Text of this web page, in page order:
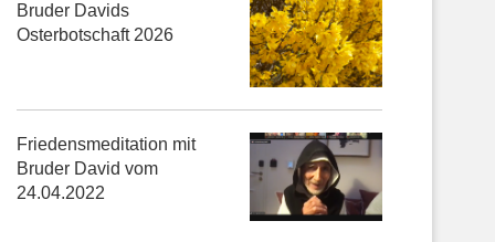
Bruder Davids
Osterbotschaft 2026
Friedensmeditation mit
Bruder David vom
24.04.2022